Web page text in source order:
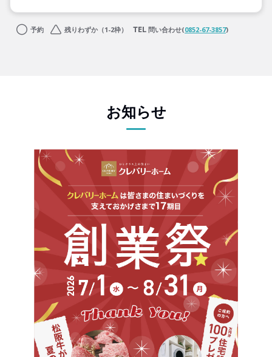
予約 残りわずか（1-2枠） 問い合わせ(0852-67-3857)
お知らせ